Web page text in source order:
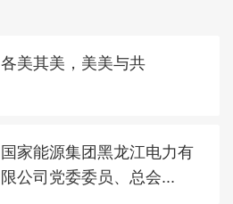
各美其美，美美与共
国家能源集团黑龙江电力有
限公司党委委员、总会...